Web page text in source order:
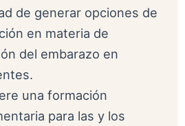
de generar opciones de
en materia de
del embarazo en
una formación
para las y los